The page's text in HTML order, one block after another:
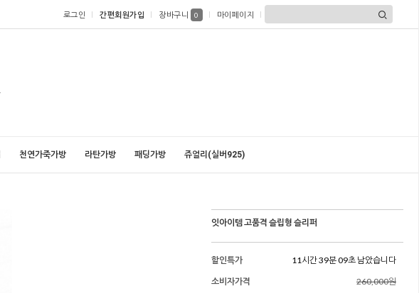
로그인 간편회원가입 장바구니 0 마이페이지
천연가죽가방 라탄가방 패딩가방 쥬얼리(실버925)
잇아이템 고품격 슬립형 슬리퍼
할인특가
11시간 39분 07초 남았습니다
소비자가격
260,000원